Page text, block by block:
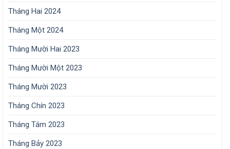
Tháng Hai 2024
Tháng Một 2024
Tháng Mười Hai 2023
Tháng Mười Một 2023
Tháng Mười 2023
Tháng Chín 2023
Tháng Tám 2023
Tháng Bảy 2023